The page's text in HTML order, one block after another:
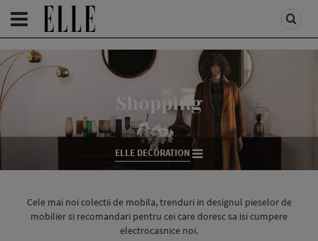
HOMEPAGE /ELLE DECORATION
Shopping
ELLE DECORATION
Cele mai noi colectii de mobila, trenduri in designul pieselor de
mobilier si recomandari pentru cei care doresc sa isi cumpere
electrocasnice noi.